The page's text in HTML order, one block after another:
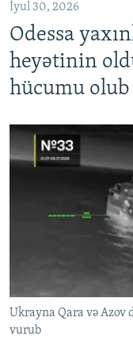
İyul 30, 2026
Odessa
heyətinin
hücumu olub
Ukrayna Qara və
vurub